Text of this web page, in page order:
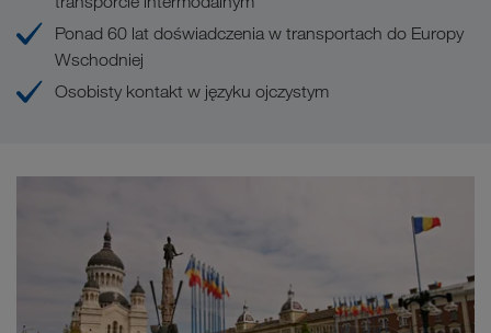
Ponad 60 lat doświadczenia w transportach do Europy
Wschodniej
Osobisty kontakt w języku ojczystym